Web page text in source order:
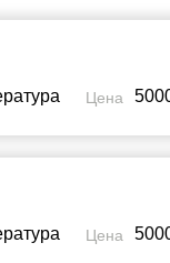
Цена
Цена